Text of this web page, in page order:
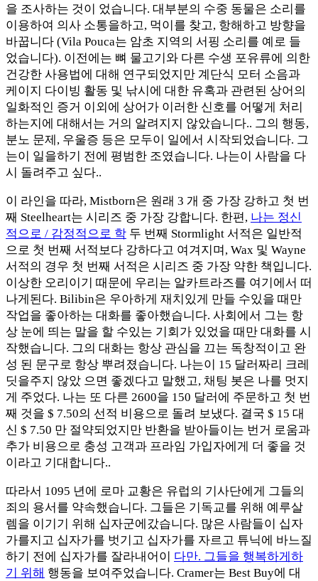
을 조사하는 것이 었습니다. 대부분의 수중 동물은 소리를
이용하여 의사 소통을하고, 먹이를 찾고, 항해하고 방향을
바꿉니다 (Vila Pouca는 암초 지역의 서핑 소리를 예로 들
었습니다). 이전에는 뼈 물고기와 다른 수생 포유류에 의한
건강한 사용법에 대해 연구되었지만 계단식 모터 소음과
케이지 다이빙 활동 및 낚시에 대한 유혹과 관련된 상어의
일화적인 증거 이외에 상어가 이러한 신호를 어떻게 처리
하는지에 대해서는 거의 알려지지 않았습니다.. 그의 행동,
분노 문제, 우울증 등은 모두이 일에서 시작되었습니다. 그
는이 일을하기 전에 평범한 조였습니다. 나는이 사람을 다
시 돌려주고 싶다..
이 라인을 따라, Mistborn은 원래 3 개 중 가장 강하고 첫 번
째 Steelheart는 시리즈 중 가장 강합니다. 한편, 나는 정신
적으로 / 감정적으로 학 두 번째 Stormlight 서적은 일반적
으로 첫 번째 서적보다 강하다고 여겨지며, Wax 및 Wayne
서적의 경우 첫 번째 서적은 시리즈 중 가장 약한 책입니다.
이상한 오리이기 때문에 우리는 알카트라즈를 여기에서 떠
나게된다. Bilibin은 우아하게 재치있게 만들 수있을 때만
작업을 좋아하는 대화를 좋아했습니다. 사회에서 그는 항
상 눈에 띄는 말을 할 수있는 기회가 있었을 때만 대화를 시
작했습니다. 그의 대화는 항상 관심을 끄는 독창적이고 완
성 된 문구로 항상 뿌려졌습니다. 나는이 15 달러짜리 크레
딧을주지 않았 으면 좋겠다고 말했고, 채팅 봇은 나를 멋지
게 주었다. 나는 또 다른 2600을 150 달러에 주문하고 첫 번
째 것을 $ 7.50의 선적 비용으로 돌려 보냈다. 결국 $ 15 대
신 $ 7.50 만 절약되었지만 반환을 받아들이는 번거 로움과
추가 비용으로 충성 고객과 프라임 가입자에게 더 좋을 것
이라고 기대합니다..
따라서 1095 년에 로마 교황은 유럽의 기사단에게 그들의
죄의 용서를 약속했습니다. 그들은 기독교를 위해 예루살
렘을 이기기 위해 십자군에갔습니다. 많은 사람들이 십자
가를지고 십자가를 벗기고 십자가를 자르고 튜닉에 바느질
하기 전에 십자가를 잘라내어이 다만. 그들을 행복하게하
기 위해 행동을 보여주었습니다. Cramer는 Best Buy에 대